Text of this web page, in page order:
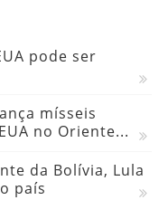
pode ser
mísseis
no Oriente...
da Bolívia, Lula
país